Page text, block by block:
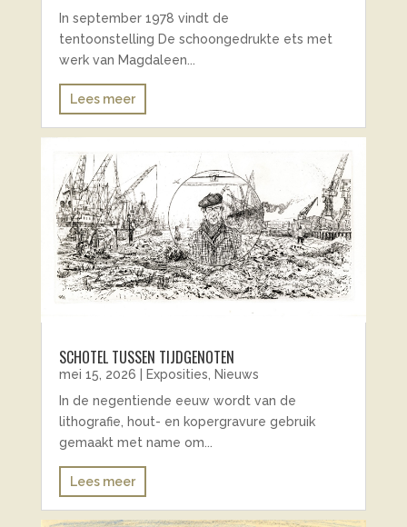
In september 1978 vindt de
tentoonstelling De schoongedrukte ets met
werk van Magdaleen...
Lees meer
SCHOTEL TUSSEN TIJDGENOTEN
mei 15, 2026 Exposities
Nieuws
In de negentiende eeuw wordt van de
lithografie, hout- en kopergravure gebruik
gemaakt met name om...
Lees meer